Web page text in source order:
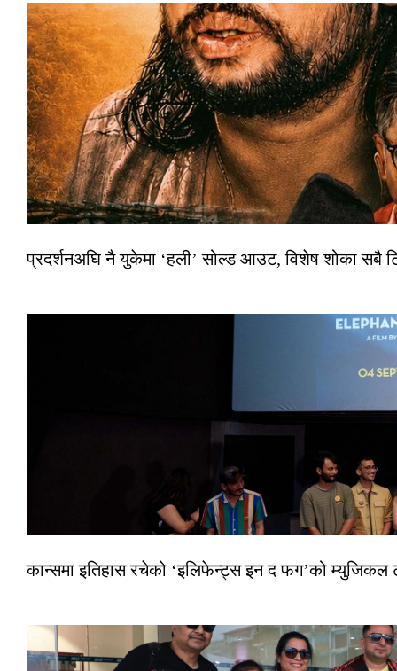
प्रदर्शनअघि नै युकेमा ‘हली’ सोल्ड आउट, विशेष शोका सबै
कान्समा इतिहास रचेको ‘इलिफेन्ट्स इन द फग’को म्युजिकल